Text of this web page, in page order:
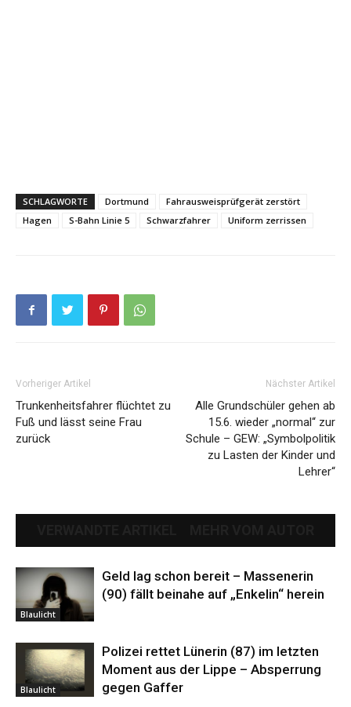
SCHLAGWORTE Dortmund
Fahrausweisprüfgerät zerstört
Hagen
S-Bahn Linie 5 Schwarzfahrer Uniform zerrissen
Vorheriger Artikel
Trunkenheitsfahrer flüchtet zu
Fuß und lässt seine Frau
zurück
Nächster Artikel
Alle Grundschüler gehen ab
15.6. wieder „normal“ zur
Schule – GEW: „Symbolpolitik
zu Lasten der Kinder und
Lehrer“
Blaulicht
Geld lag schon bereit – Massenerin
(90) fällt beinahe auf „Enkelin“ herein
Blaulicht
Polizei rettet Lünerin (87) im letzten
Moment aus der Lippe – Absperrung
gegen Gaffer